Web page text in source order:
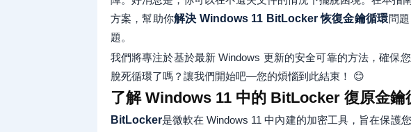
方案，幫助你解決 Windows 11 BitLocker 恢復金鑰循環問
題。
我們將專注於基於最新 Windows 更新的安全可靠的方法，確保
脫死循環了嗎？讓我們開始吧—您的煩惱到此結束！ 😊
了解 Windows 11 中的 BitLocker 復原金鑰
BitLocker是微軟在 Windows 11 中內建的加密工具，旨在保護